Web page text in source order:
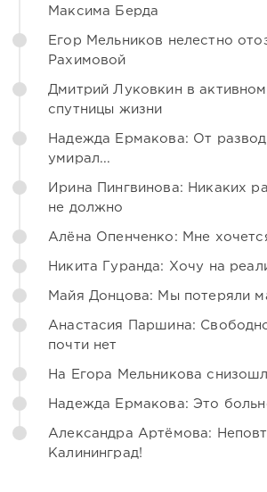
Максима Берда
Егор Мельников нелестно
Рахимовой
Дмитрий Луковкин в
спутницы жизни
Надежда Ермакова: От
умирал...
Ирина Пингвинова: Никаких
не должно
Алёна Опенченко: Мне
Никита Гуранда: Хочу на
Майя Донцова: Мы потеряли
Анастасия Паршина:
почти нет
На Егора Мельникова
Надежда Ермакова: Это
Александра Артёмова:
Калининград!